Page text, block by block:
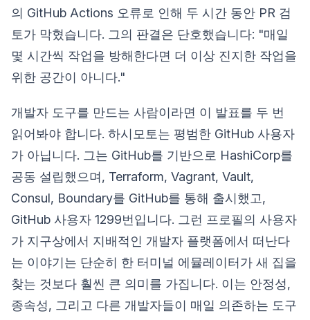
의 GitHub Actions 오류로 인해 두 시간 동안 PR 검
토가 막혔습니다. 그의 판결은 단호했습니다: "매일
몇 시간씩 작업을 방해한다면 더 이상 진지한 작업을
위한 공간이 아니다."
개발자 도구를 만드는 사람이라면 이 발표를 두 번
읽어봐야 합니다. 하시모토는 평범한 GitHub 사용자
가 아닙니다. 그는 GitHub를 기반으로 HashiCorp를
공동 설립했으며, Terraform, Vagrant, Vault,
Consul, Boundary를 GitHub를 통해 출시했고,
GitHub 사용자 1299번입니다. 그런 프로필의 사용자
가 지구상에서 지배적인 개발자 플랫폼에서 떠난다
는 이야기는 단순히 한 터미널 에뮬레이터가 새 집을
찾는 것보다 훨씬 큰 의미를 가집니다. 이는 안정성,
종속성, 그리고 다른 개발자들이 매일 의존하는 도구